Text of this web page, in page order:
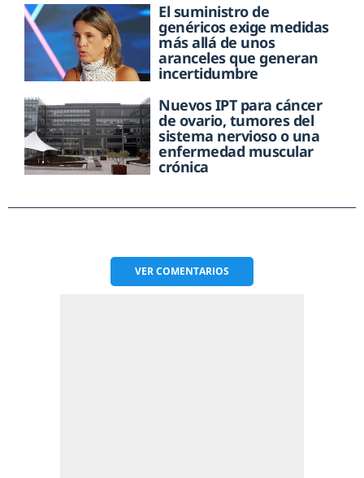
El suministro de
genéricos exige medidas
más allá de unos
aranceles que generan
incertidumbre
Nuevos IPT para cáncer
de ovario, tumores del
sistema nervioso o una
enfermedad muscular
crónica
VERCOMENTARIOS